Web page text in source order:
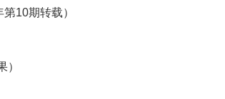
10期转载）